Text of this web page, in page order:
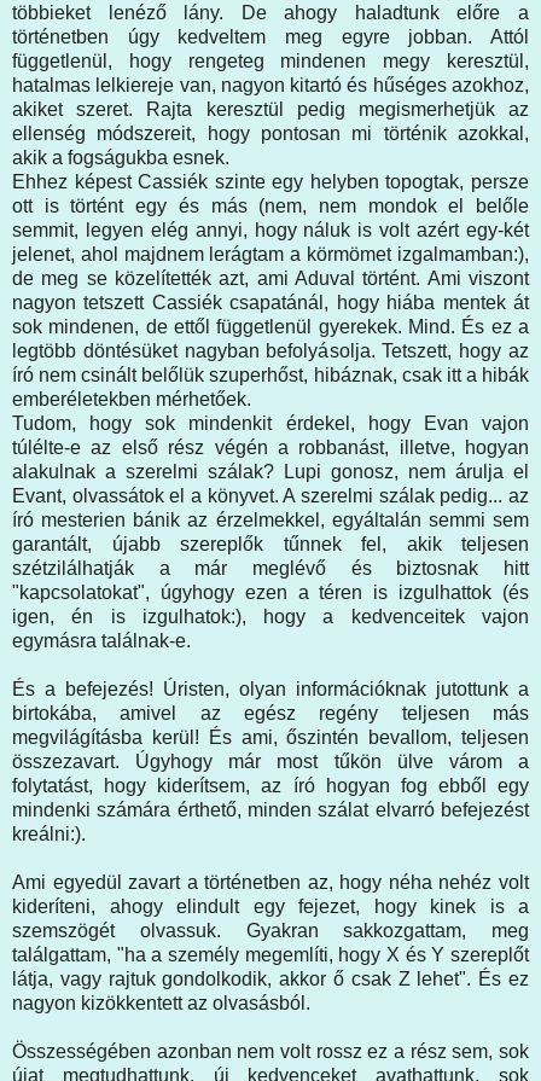
többieket lenéző lány. De ahogy haladtunk előre a
történetben úgy kedveltem meg egyre jobban. Attól
függetlenül, hogy rengeteg mindenen megy keresztül,
hatalmas lelkiereje van, nagyon kitartó és hűséges azokhoz,
akiket szeret. Rajta keresztül pedig megismerhetjük az
ellenség módszereit, hogy pontosan mi történik azokkal,
akik a fogságukba esnek.
Ehhez képest Cassiék szinte egy helyben topogtak, persze
ott is történt egy és más (nem, nem mondok el belőle
semmit, legyen elég annyi, hogy náluk is volt azért egy-két
jelenet, ahol majdnem lerágtam a körmömet izgalmamban:),
de meg se közelítették azt, ami Aduval történt. Ami viszont
nagyon tetszett Cassiék csapatánál, hogy hiába mentek át
sok mindenen, de ettől függetlenül gyerekek. Mind. És ez a
legtöbb döntésüket nagyban befolyásolja. Tetszett, hogy az
író nem csinált belőlük szuperhőst, hibáznak, csak itt a hibák
emberéletekben mérhetőek.
Tudom, hogy sok mindenkit érdekel, hogy Evan vajon
túlélte-e az első rész végén a robbanást, illetve, hogyan
alakulnak a szerelmi szálak? Lupi gonosz, nem árulja el
Evant, olvassátok el a könyvet. A szerelmi szálak pedig... az
író mesterien bánik az érzelmekkel, egyáltalán semmi sem
garantált, újabb szereplők tűnnek fel, akik teljesen
szétzilálhatják a már meglévő és biztosnak hitt
"kapcsolatokat", úgyhogy ezen a téren is izgulhattok (és
igen, én is izgulhatok:), hogy a kedvenceitek vajon
egymásra találnak-e.
És a befejezés! Úristen, olyan információknak jutottunk a
birtokába, amivel az egész regény teljesen más
megvilágításba kerül! És ami, őszintén bevallom, teljesen
összezavart. Úgyhogy már most tűkön ülve várom a
folytatást, hogy kiderítsem, az író hogyan fog ebből egy
mindenki számára érthető, minden szálat elvarró befejezést
kreálni:).
Ami egyedül zavart a történetben az, hogy néha nehéz volt
kideríteni, ahogy elindult egy fejezet, hogy kinek is a
szemszögét olvassuk. Gyakran sakkozgattam, meg
találgattam, "ha a személy megemlíti, hogy X és Y szereplőt
látja, vagy rajtuk gondolkodik, akkor ő csak Z lehet". És ez
nagyon kizökkentett az olvasásból.
Összességében azonban nem volt rossz ez a rész sem, sok
újat megtudhattunk, új kedvenceket avathattunk, sok